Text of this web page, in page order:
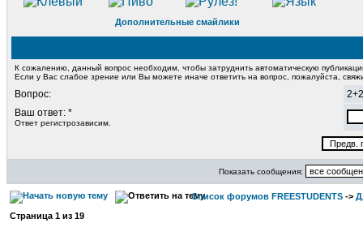
Дополнительные смайлики
К сожалению, данный вопрос необходим, чтобы затруднить автоматическую
Если у Вас слабое зрение или Вы можете иначе ответить на вопрос, пожалуйста,
Вопрос:
Ваш ответ: *
Ответ регистрозависим.
Показать сообщения:
Список форумов FREESTUDENTS ->
Страница 1 из 19